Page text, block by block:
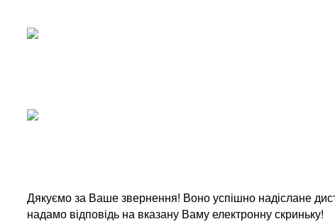
Дякуємо за Ваше звернення! Воно успішно надіслане
надамо відповідь на вказану Ваму електронну скриньку!